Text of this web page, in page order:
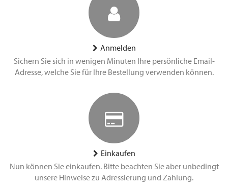
Anmelden
Sichern Sie sich in wenigen Minuten Ihre persönliche Email-
Adresse, welche Sie für Ihre Bestellung verwenden können.
Einkaufen
Nun können Sie einkaufen. Bitte beachten Sie aber unbedingt
unsere Hinweise zu Adressierung und Zahlung.